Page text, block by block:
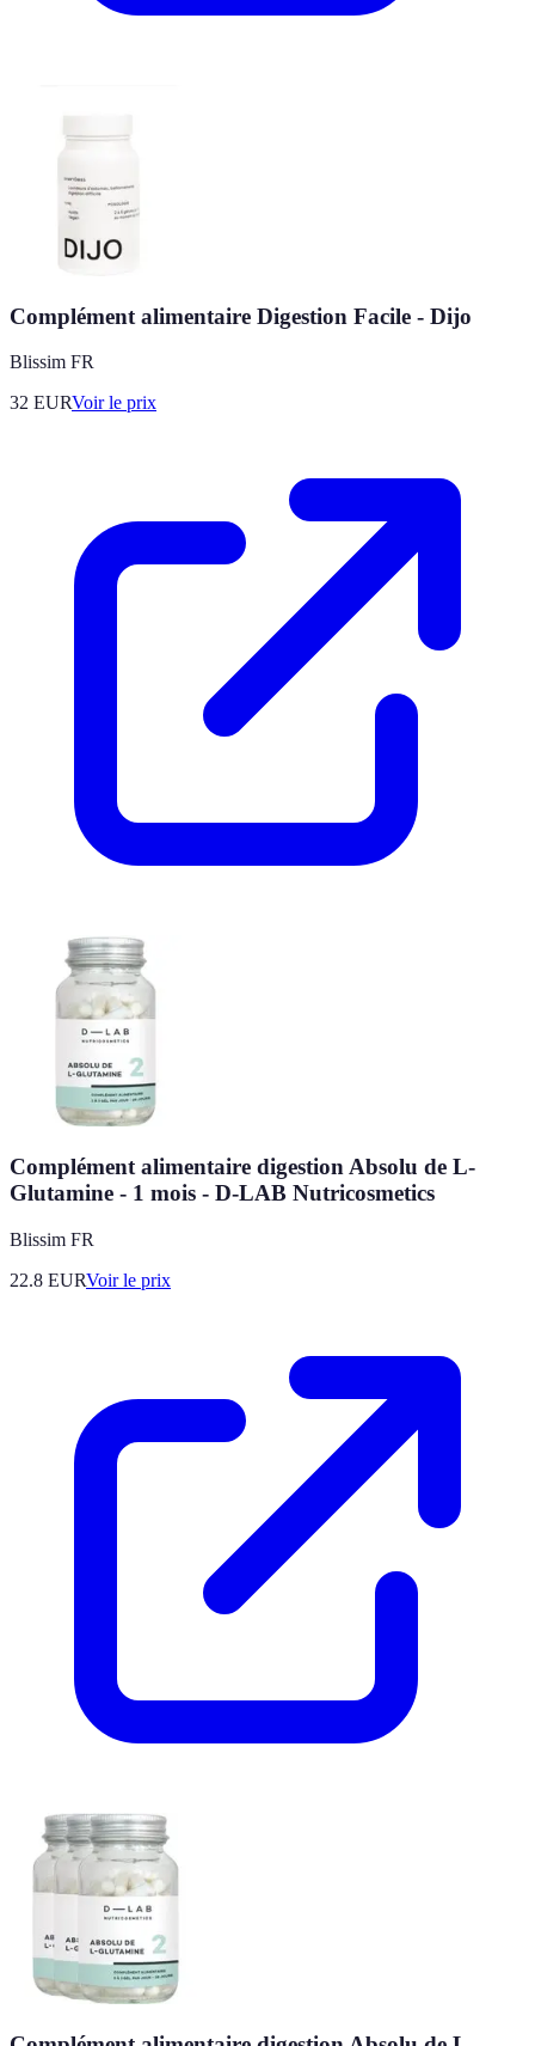
Complément alimentaire Digestion Facile - Dijo
Blissim FR
32 EURVoir le prix
Complément alimentaire digestion Absolu de L-
Glutamine - 1 mois - D-LAB Nutricosmetics
Blissim FR
22.8 EURVoir le prix